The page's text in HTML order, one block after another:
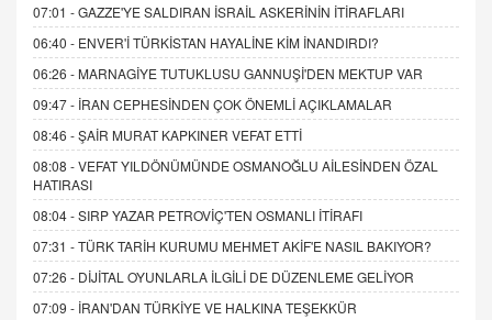
07:01 -GAZZE'YE SALDIRAN İSRAİL ASKERİNİN İTİRAFLARI
06:40 - ENVER'İ TÜRKİSTAN HAYALİNE KİM İNANDIRDI?
06:26 - MARNAGİYE TUTUKLUSU GANNUŞİ'DEN MEKTUP VAR
09:47 - İRAN CEPHESİNDEN ÇOK ÖNEMLİ AÇIKLAMALAR
08:46 -ŞAİR MURAT KAPKINER VEFAT ETTİ
08:08 -VEFAT YILDÖNÜMÜNDE OSMANOĞLU AİLESİNDEN ÖZAL
HATIRASI
08:04 -SIRP YAZAR PETROVİÇ'TEN OSMANLI İTİRAFI
07:31 -TÜRK TARİH KURUMU MEHMET AKİF'E NASIL BAKIYOR?
07:26 - DİJİTAL OYUNLARLA İLGİLİ DE DÜZENLEME GELİYOR
07:09 - İRAN'DAN TÜRKİYE VE HALKINA TEŞEKKÜR